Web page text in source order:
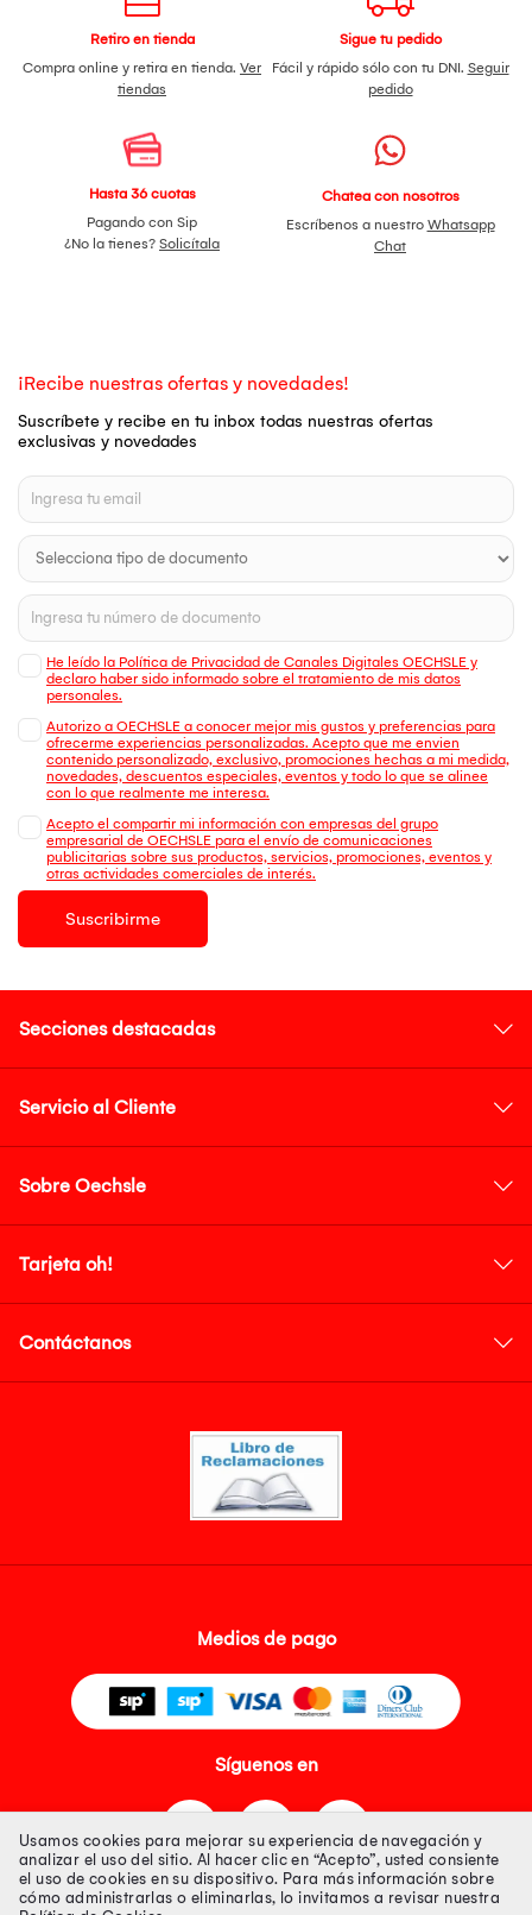
Retiro en tienda
Compra online y retira en tienda. Ver
tiendas
Sigue tu pedido
Fácil y rápido sólo con tu DNI. Seguir
pedido
Hasta 36 cuotas
Pagando con Sip
¿No la tienes? Solicítala
Chatea con nosotros
Escríbenos a nuestro Whatsapp
Chat
¡Recibe nuestras ofertas y novedades!
Suscríbete y recibe en tu inbox todas nuestras ofertas
exclusivas y novedades
He leído la Política de Privacidad de Canales Digitales OECHSLE y
declaro haber sido informado sobre el tratamiento de mis datos
personales.
Autorizo a OECHSLE a conocer mejor mis gustos y preferencias para
ofrecerme experiencias personalizadas. Acepto que me envien
contenido personalizado, exclusivo, promociones hechas a mi medida,
novedades, descuentos especiales, eventos y todo lo que se alinee
con lo que realmente me interesa.
Acepto el compartir mi información con empresas del grupo
empresarial de OECHSLE para el envío de comunicaciones
publicitarias sobre sus productos, servicios, promociones, eventos y
otras actividades comerciales de interés.
Suscribirme
Secciones destacadas
Servicio al Cliente
Sobre Oechsle
Tarjeta oh!
Contáctanos
Medios de pago
Síguenos en
Usamos cookies para mejorar su experiencia de navegación y
analizar el uso del sitio. Al hacer clic en “Acepto”, usted consiente
el uso de cookies en su dispositivo. Para más información sobre
cómo administrarlas o eliminarlas, lo invitamos a revisar nuestra